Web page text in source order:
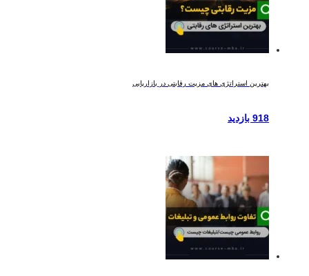
بهترین استراتژی های مزیت رقابتی در بازاریابی
918 بازدید